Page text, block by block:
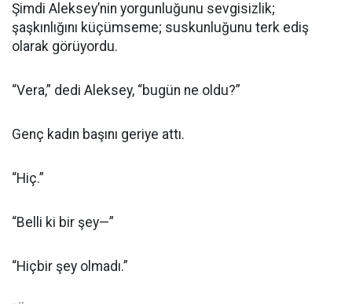
Şimdi Aleksey’nin yorgunluğunu sevgisizlik;
şaşkınlığını küçümseme; suskunluğunu terk ediş
olarak görüyordu.
“Vera,” dedi Aleksey, “bugün ne oldu?”
Genç kadın başını geriye attı.
“Hiç.”
“Belli ki bir şey—”
“Hiçbir şey olmadı.”